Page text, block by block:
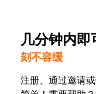
几分钟内即
刻不容缓
注册、通过邀请